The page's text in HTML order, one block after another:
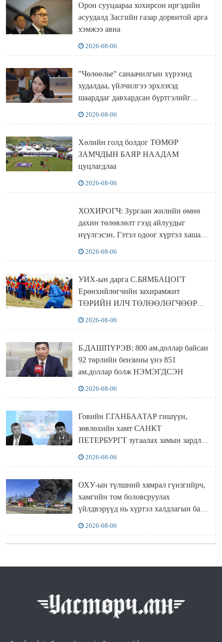
Орон сууцаараа хохирсон иргэдийн
асуудалд Засгийн газар дорвитой арга
хэмжээ авна
2026-08-06
"Чөлөөлье" санаачилгын хүрээнд
худалдаа, үйлчилгээ эрхлэхэд
шаарддаг давхардсан бүртгэлийг
2026-08-06
Хөлийн голд болдог ТӨМӨР
ЗАМЧДЫН БАЯР НААДАМ
цуцлагдлаа
2026-08-06
ХОХИРОГЧ: Зургаан жилийн өмнө
дахин төлөвлөлт гээд айлуудыг
нүүлгэсэн. Гэтэл одоог хүртэл хашаа
2026-08-06
УИХ-ын дарга С.БЯМБАЦОГТ
Ерөнхийлөгчийн захирамжит
ТӨРИЙН ИЛЧ ТӨЛӨӨЛӨГЧӨӨР
2026-08-06
Б.ДАШПҮРЭВ: 800 ам.доллар байсан
92 төрлийн бензины үнэ 851
ам.доллар болж НЭМЭГДСЭН
2026-08-06
Говийн Г.ГАНБААТАР гишүүн,
зөвлөхийн хамт САНКТ
ПЕТЕРБУРГТ зугаалах замын зардлаа
2026-08-06
ОХУ-ын түлшний хямрал гүнзгийрч,
хамгийн том боловсруулах
үйлдвэрүүд нь хүртэл халдлагын бай
2026-08-06